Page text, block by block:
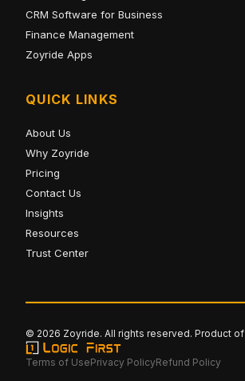
CRM Software for Business
Finance Management
Zoyride Apps
QUICK LINKS
About Us
Why Zoyride
Pricing
Contact Us
Insights
Resources
Trust Center
© 2026 Zoyride. All rights reserved. Product of
Terms of UsePrivacy PolicyRefund Policy